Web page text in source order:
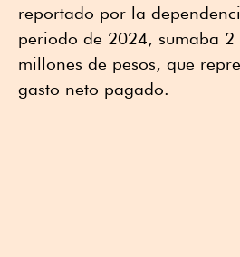
reportado por la
periodo de 2024, sumaba
millones de pesos, que
gasto neto pagado.